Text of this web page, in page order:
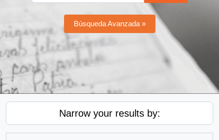
Búsqueda Avanzada »
Narrow your results by: